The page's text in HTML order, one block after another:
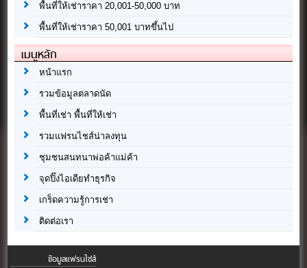
พื้นที่ให้เช่าราคา 20,001-50,000 บาท
พื้นที่ให้เช่าราคา 50,001 บาทขึ้นไป
เมนูหลัก
หน้าแรก
รวมข้อมูลตลาดนัด
พื้นที่เช่า พื้นที่ให้เช่า
รวมแฟรนไชส์น่าลงทุน
ชุมชนสนทนาพ่อค้าแม่ค้า
จุดปิ๊งไอเดียทำธุรกิจ
เกร็ดความรู้การเช่า
ติดต่อเรา
ข้อมูลแฟรนไชส์